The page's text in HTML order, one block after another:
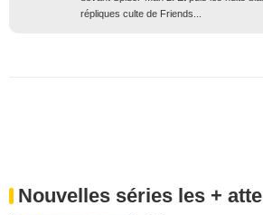
répliques culte de Friends...
Nouvelles séries les +